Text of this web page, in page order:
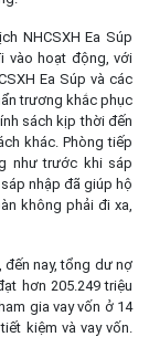
NHCSXH Ea Súp
vào hoạt động, với
Ea Súp và các
trương khắc phục
sách kịp thời đến
khác. Phòng tiếp
như trước khi sáp
nhập đã giúp hộ
không phải đi xa,
đến nay, tổng dư nợ
hơn 205.249 triệu
gia vay vốn ở 14
kiệm và vay vốn.